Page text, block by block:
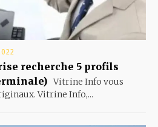
recherche 5 profils
Vitrine Info vous
Vitrine Info,...